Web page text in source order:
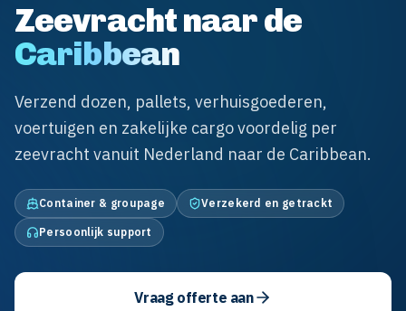
Zeevracht naar de
Caribbean
Verzend dozen, pallets, verhuisgoederen,
voertuigen en zakelijke cargo voordelig per
zeevracht vanuit Nederland naar de Caribbean.
Container & groupage Verzekerd en getrackt
Persoonlijk support
Vraag offerte aan